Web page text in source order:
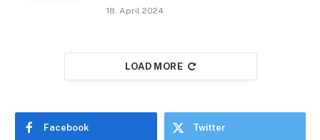
18. April 2024
LOAD MORE
Facebook Twitter